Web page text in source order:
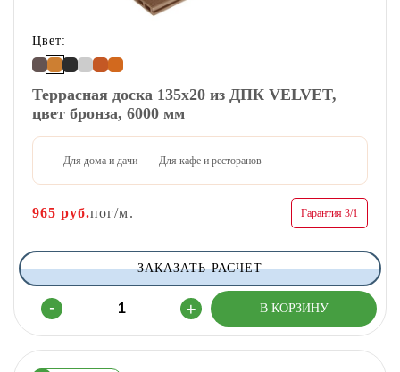
Цвет:
Террасная доска 135х20 из ДПК VELVET,
цвет бронза, 6000 мм
Для дома и дачи Для кафе и ресторанов
965 руб.пог/м. Гарантия 3/1
ЗАКАЗАТЬ РАСЧЕТ